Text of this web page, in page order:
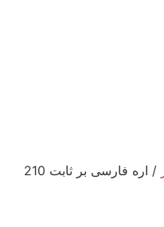
/ اره فارسی بر ثابت 210